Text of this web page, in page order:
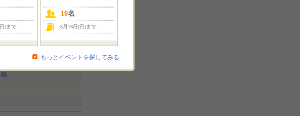
)まで
10名
8月16日(日)まで
もっとイベントを探してみる
ン】+【舌ブラシ】で舌苔除